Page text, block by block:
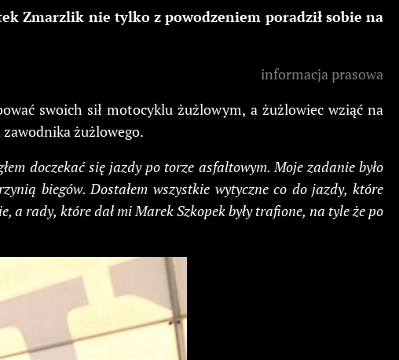
Zmarzlik nie tylko z powodzeniem poradził sobie na
informacja prasowa
swoich sił motocyklu żużlowym, a żużlowiec wziąć na
zawodnika żużlowego.
doczekać się jazdy po torze asfaltowym. Moje zadanie było
biegów. Dostałem wszystkie wytyczne co do jazdy, które
a rady, które dał mi Marek Szkopek były trafione, na tyle że po